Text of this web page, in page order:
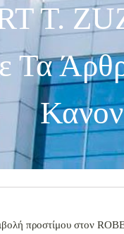
T.
Τα
προστίμου στον